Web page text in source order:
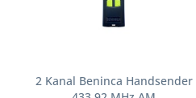
2 Kanal Beninca Handsender